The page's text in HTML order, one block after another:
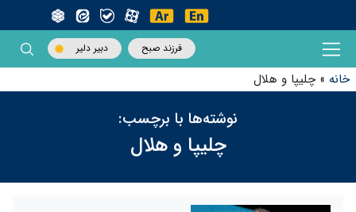
فرزند صبح دبیر دلیر
خانه »چلیپا و هلال
نوشته‌ها با برچسب:
چلیپا و هلال